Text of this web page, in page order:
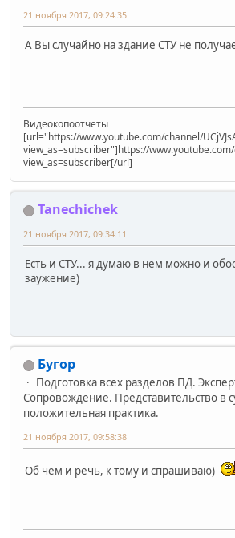
21 ноября 2017, 09:24:35
А Вы случайно на здание СТУ не
Видеокопоотчеты
[url="https://www.youtube.com/channel/
view_as=subscriber"]https://
view_as=subscriber[/url]
Tanechichek
21 ноября 2017, 09:34:11
Есть и СТУ... я думаю в нем можно и
заужение)
Бугор
Подготовка всех разделов ПД.
Сопровождение. Представительство в
положительная практика.
21 ноября 2017, 09:58:38
Об чем и речь, к тому и спрашиваю)